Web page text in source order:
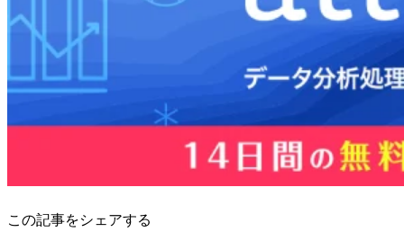
この記事をシェアする